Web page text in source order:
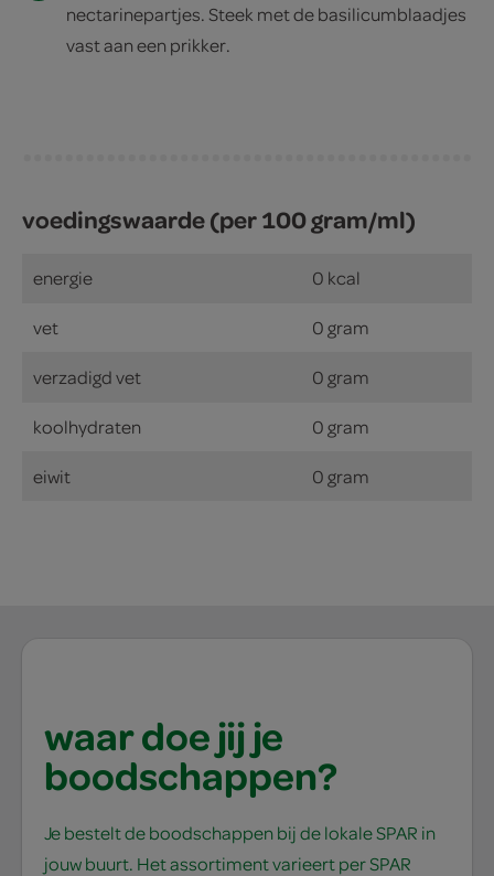
nectarinepartjes. Steek met de basilicumblaadjes
vast aan een prikker.
voedingswaarde (per 100 gram/ml)
energie 0 kcal
vet 0 gram
verzadigd vet 0 gram
koolhydraten 0 gram
eiwit 0 gram
waar doe jij je
boodschappen?
Je bestelt de boodschappen bij de lokale SPAR in
jouw buurt. Het assortiment varieert per SPAR